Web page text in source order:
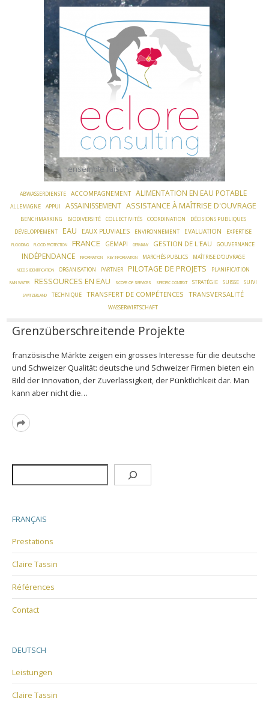
ensemble faisons éclore votre projet
ABWASSERDIENSTE ACCOMPAGNEMENT ALIMENTATION EN EAU POTABLE
ALLEMAGNE APPUI ASSAINISSEMENT ASSISTANCE À MAÎTRISE D'OUVRAGE
BENCHMARKING BIODIVERSITÉ COLLECTIVITÉS COORDINATION
DÉCISIONS PUBLIQUES
DÉVELOPPEMENT
EAU EAUX PLUVIALES ENVIRONNEMENT EVALUATION EXPERTISE
FLOODING FLOOD PROTECTION FRANCE GEMAPI GERMANY GESTION DE L'EAU GOUVERNANCE
INDÉPENDANCE INFORMATION KEY INFORMATION MARCHÉS PUBLICS MAÎTRISE D'OUVRAGE
NEEDS IDENTIFICATION ORGANISATION PARTNER PILOTAGE DE PROJETS PLANIFICATION
RAIN WATER RESSOURCES EN EAU SCOPE OF SERVICES SPECIFIC CONTEXT STRATÉGIE SUISSE SUIVI
SWITZERLAND TECHNIQUE TRANSFERT DE COMPÉTENCES TRANSVERSALITÉ
WASSERWIRTSCHAFT
Grenzüberschreitende Projekte
französische Märkte zeigen ein grosses Interesse für die deutsche
und Schweizer Qualität: deutsche und Schweizer Firmen bieten ein
Bild der Innovation, der Zuverlässigkeit, der Pünktlichkeit dar. Man
kann aber nicht die…
Read
FRANÇAIS
Prestations
Claire Tassin
Références
Contact
DEUTSCH
Leistungen
Claire Tassin